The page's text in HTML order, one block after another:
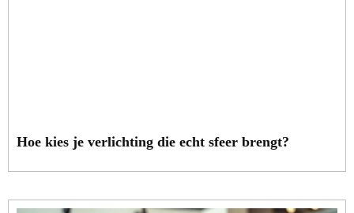
Hoe kies je verlichting die echt sfeer brengt?